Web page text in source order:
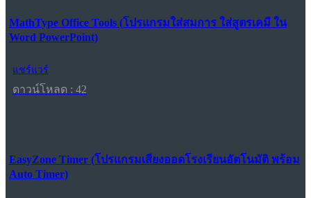
MathType Office Tools (โปรแกรมใส่สมการ ใส่สูตรเคมี ใน
Word PowerPoint)
แชร์แวร์
ดาวน์โหลด : 42
EasyZone Timer (โปรแกรมเสียงออดโรงเรียนอัตโนมัติ พร้อม
Auto Timer)